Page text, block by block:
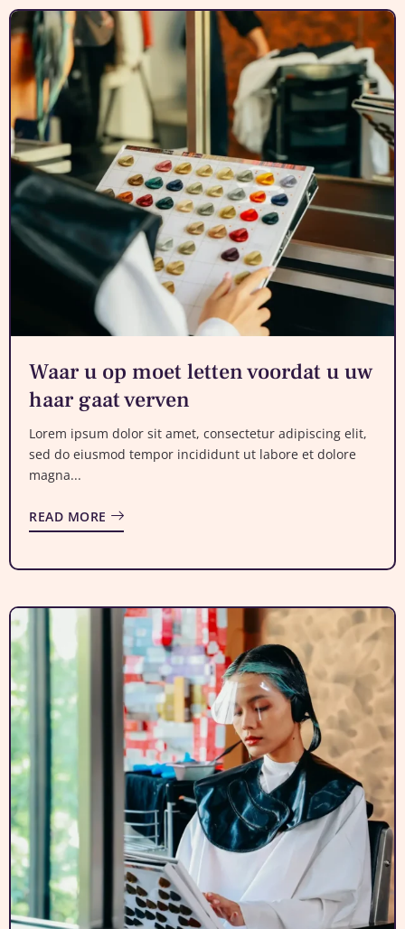
Waar u op moet letten voordat u uw
haar gaat verven
Lorem ipsum dolor sit amet, consectetur adipiscing elit,
sed do eiusmod tempor incididunt ut labore et dolore
magna...
READ MORE